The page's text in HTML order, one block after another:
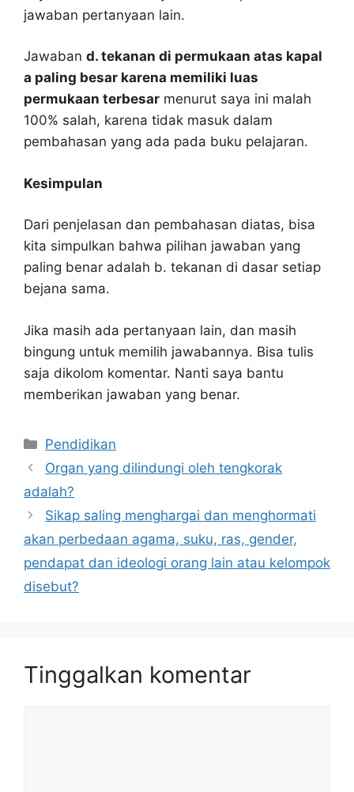
jawaban pertanyaan lain.
Jawaban d. tekanan di permukaan atas kapal
a paling besar karena memiliki luas
permukaan terbesar menurut saya ini malah
100% salah, karena tidak masuk dalam
pembahasan yang ada pada buku pelajaran.
Kesimpulan
Dari penjelasan dan pembahasan diatas, bisa
kita simpulkan bahwa pilihan jawaban yang
paling benar adalah b. tekanan di dasar setiap
bejana sama.
Jika masih ada pertanyaan lain, dan masih
bingung untuk memilih jawabannya. Bisa tulis
saja dikolom komentar. Nanti saya bantu
memberikan jawaban yang benar.
Kategori
Pendidikan
Organ yang dilindungi oleh tengkorak
adalah?
Sikap saling menghargai dan menghormati
akan perbedaan agama, suku, ras, gender,
pendapat dan ideologi orang lain atau kelompok
disebut?
Tinggalkan komentar